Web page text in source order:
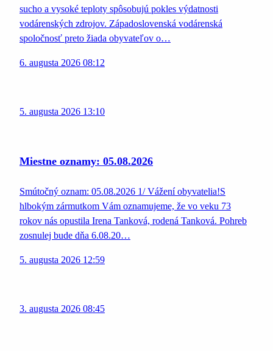
sucho a vysoké teploty spôsobujú pokles výdatnosti
vodárenských zdrojov. Západoslovenská vodárenská
spoločnosť preto žiada obyvateľov o…
6. augusta 2026 08:12
5. augusta 2026 13:10
Miestne oznamy: 05.08.2026
Smútočný oznam: 05.08.2026 1/ Vážení obyvatelia!S
hlbokým zármutkom Vám oznamujeme, že vo veku 73
rokov nás opustila Irena Tanková, rodená Tanková. Pohreb
zosnulej bude dňa 6.08.20…
5. augusta 2026 12:59
3. augusta 2026 08:45